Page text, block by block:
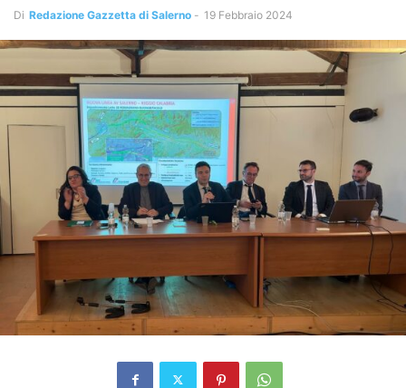
Di Redazione Gazzetta di Salerno - 19 Febbraio 2024